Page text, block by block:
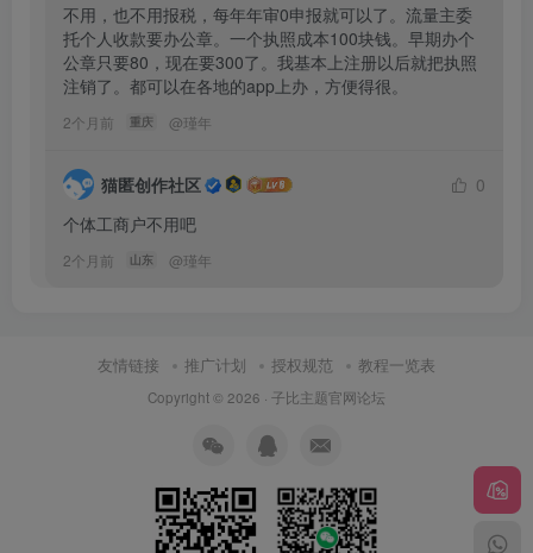
不用，也不用报税，每年年审0申报就可以了。流量主委
托个人收款要办公章。一个执照成本100块钱。早期办个
公章只要80，现在要300了。我基本上注册以后就把执照
注销了。都可以在各地的app上办，方便得很。
2个月前 重庆 @瑾年
猫匿创作社区
0
个体工商户不用吧
2个月前 山东 @瑾年
友情链接 推广计划 授权规范 教程一览表
Copyright © 2026 · 子比主题官网论坛